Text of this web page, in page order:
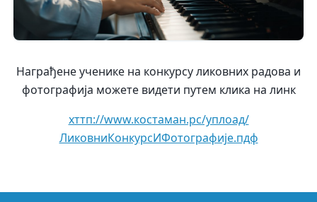
Награђене ученике на конкурсу ликовних радова и
фотографија можете видети путем клика на линк
хттп://www.костаман.рс/уплоад/
ЛиковниКонкурсИФотографије.пдф